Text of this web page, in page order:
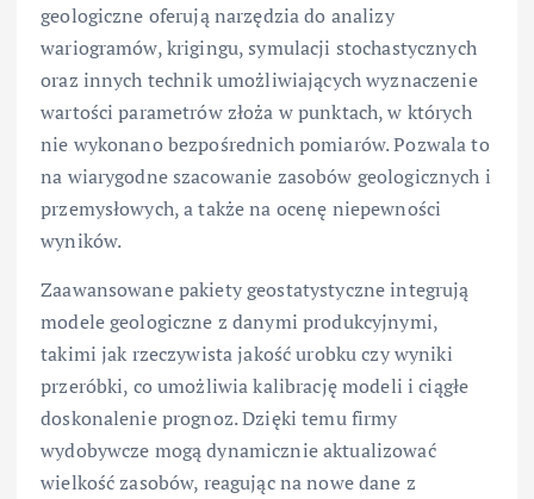
geologiczne oferują narzędzia do analizy
wariogramów, krigingu, symulacji stochastycznych
oraz innych technik umożliwiających wyznaczenie
wartości parametrów złoża w punktach, w których
nie wykonano bezpośrednich pomiarów. Pozwala to
na wiarygodne szacowanie zasobów geologicznych i
przemysłowych, a także na ocenę niepewności
wyników.
Zaawansowane pakiety geostatystyczne integrują
modele geologiczne z danymi produkcyjnymi,
takimi jak rzeczywista jakość urobku czy wyniki
przeróbki, co umożliwia kalibrację modeli i ciągłe
doskonalenie prognoz. Dzięki temu firmy
wydobywcze mogą dynamicznie aktualizować
wielkość zasobów, reagując na nowe dane z